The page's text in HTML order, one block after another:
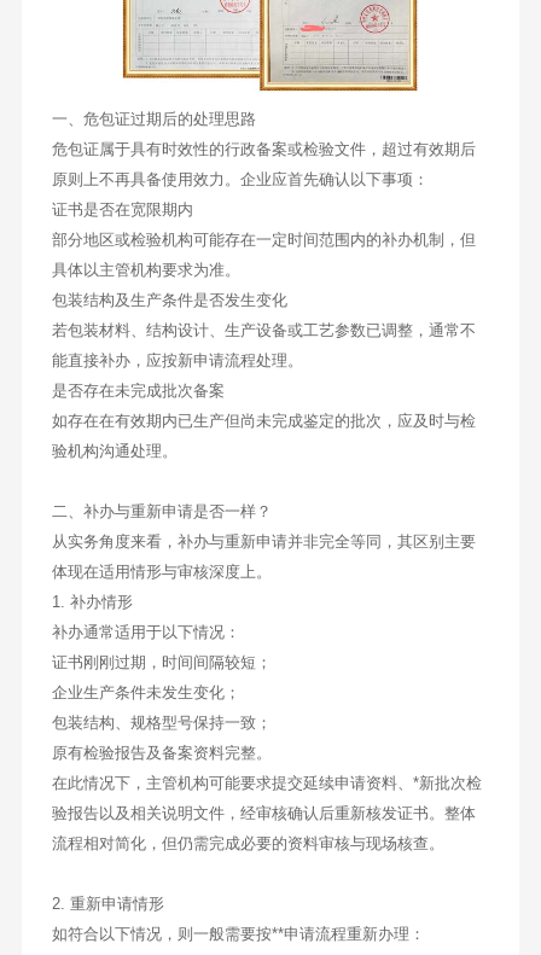
一、危包证过期后的处理思路
危包证属于具有时效性的行政备案或检验文件，超过有效期后
原则上不再具备使用效力。企业应首先确认以下事项：
证书是否在宽限期内
部分地区或检验机构可能存在一定时间范围内的补办机制，但
具体以主管机构要求为准。
包装结构及生产条件是否发生变化
若包装材料、结构设计、生产设备或工艺参数已调整，通常不
能直接补办，应按新申请流程处理。
是否存在未完成批次备案
如存在在有效期内已生产但尚未完成鉴定的批次，应及时与检
验机构沟通处理。
二、补办与重新申请是否一样？
从实务角度来看，补办与重新申请并非完全等同，其区别主要
体现在适用情形与审核深度上。
1. 补办情形
补办通常适用于以下情况：
证书刚刚过期，时间间隔较短；
企业生产条件未发生变化；
包装结构、规格型号保持一致；
原有检验报告及备案资料完整。
在此情况下，主管机构可能要求提交延续申请资料、*新批次检
验报告以及相关说明文件，经审核确认后重新核发证书。整体
流程相对简化，但仍需完成必要的资料审核与现场核查。
2. 重新申请情形
如符合以下情况，则一般需要按**申请流程重新办理：